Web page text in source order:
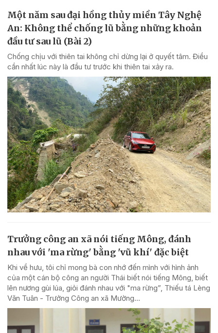
Một năm sau đại hồng thủy miền Tây Nghệ
An: Không thể chống lũ bằng những khoản
đầu tư sau lũ (Bài 2)
Chống chịu với thiên tai không chỉ dừng lại ở quyết tâm. Điều
cần nhất lúc này là đầu tư trước khi thiên tai xảy ra.
Trưởng công an xã nói tiếng Mông, đánh
nhau với 'ma rừng' bằng 'vũ khí' đặc biệt
Khi về hưu, tôi chỉ mong bà con nhớ đến mình với hình ảnh
của một cán bộ công an người Thái biết nói tiếng Mông, biết
lên nương gùi lúa, giỏi đánh nhau với "ma rừng”, Thiếu tá Lèng
Văn Tuân - Trưởng Công an xã Mường...